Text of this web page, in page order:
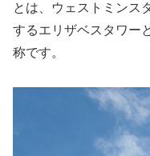
とは、ウェストミンス
するエリザベスタワー
称です。